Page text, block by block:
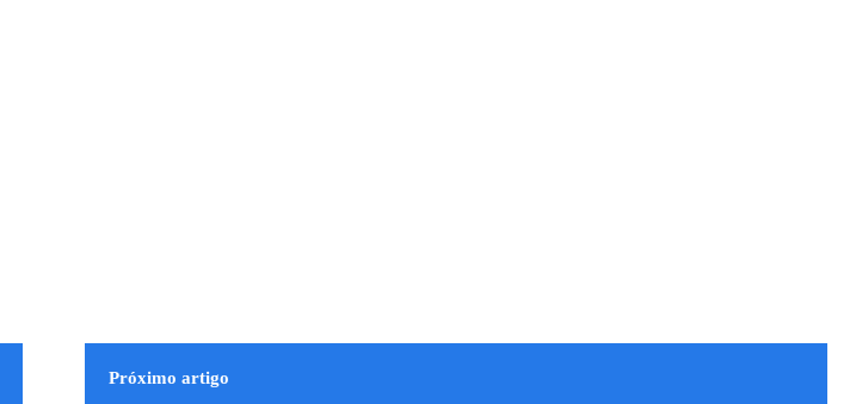
Próximo artigo